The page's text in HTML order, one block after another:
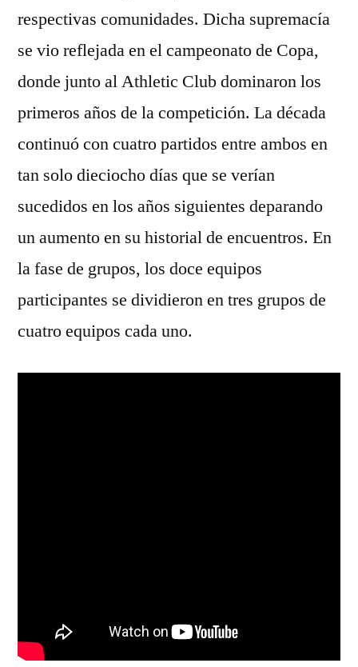
respectivas comunidades. Dicha supremacía
se vio reflejada en el campeonato de Copa,
donde junto al Athletic Club dominaron los
primeros años de la competición. La década
continuó con cuatro partidos entre ambos en
tan solo dieciocho días que se verían
sucedidos en los años siguientes deparando
un aumento en su historial de encuentros. En
la fase de grupos, los doce equipos
participantes se dividieron en tres grupos de
cuatro equipos cada uno.